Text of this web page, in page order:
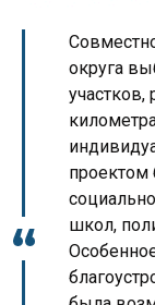
округа
участков,
проектом
школ,